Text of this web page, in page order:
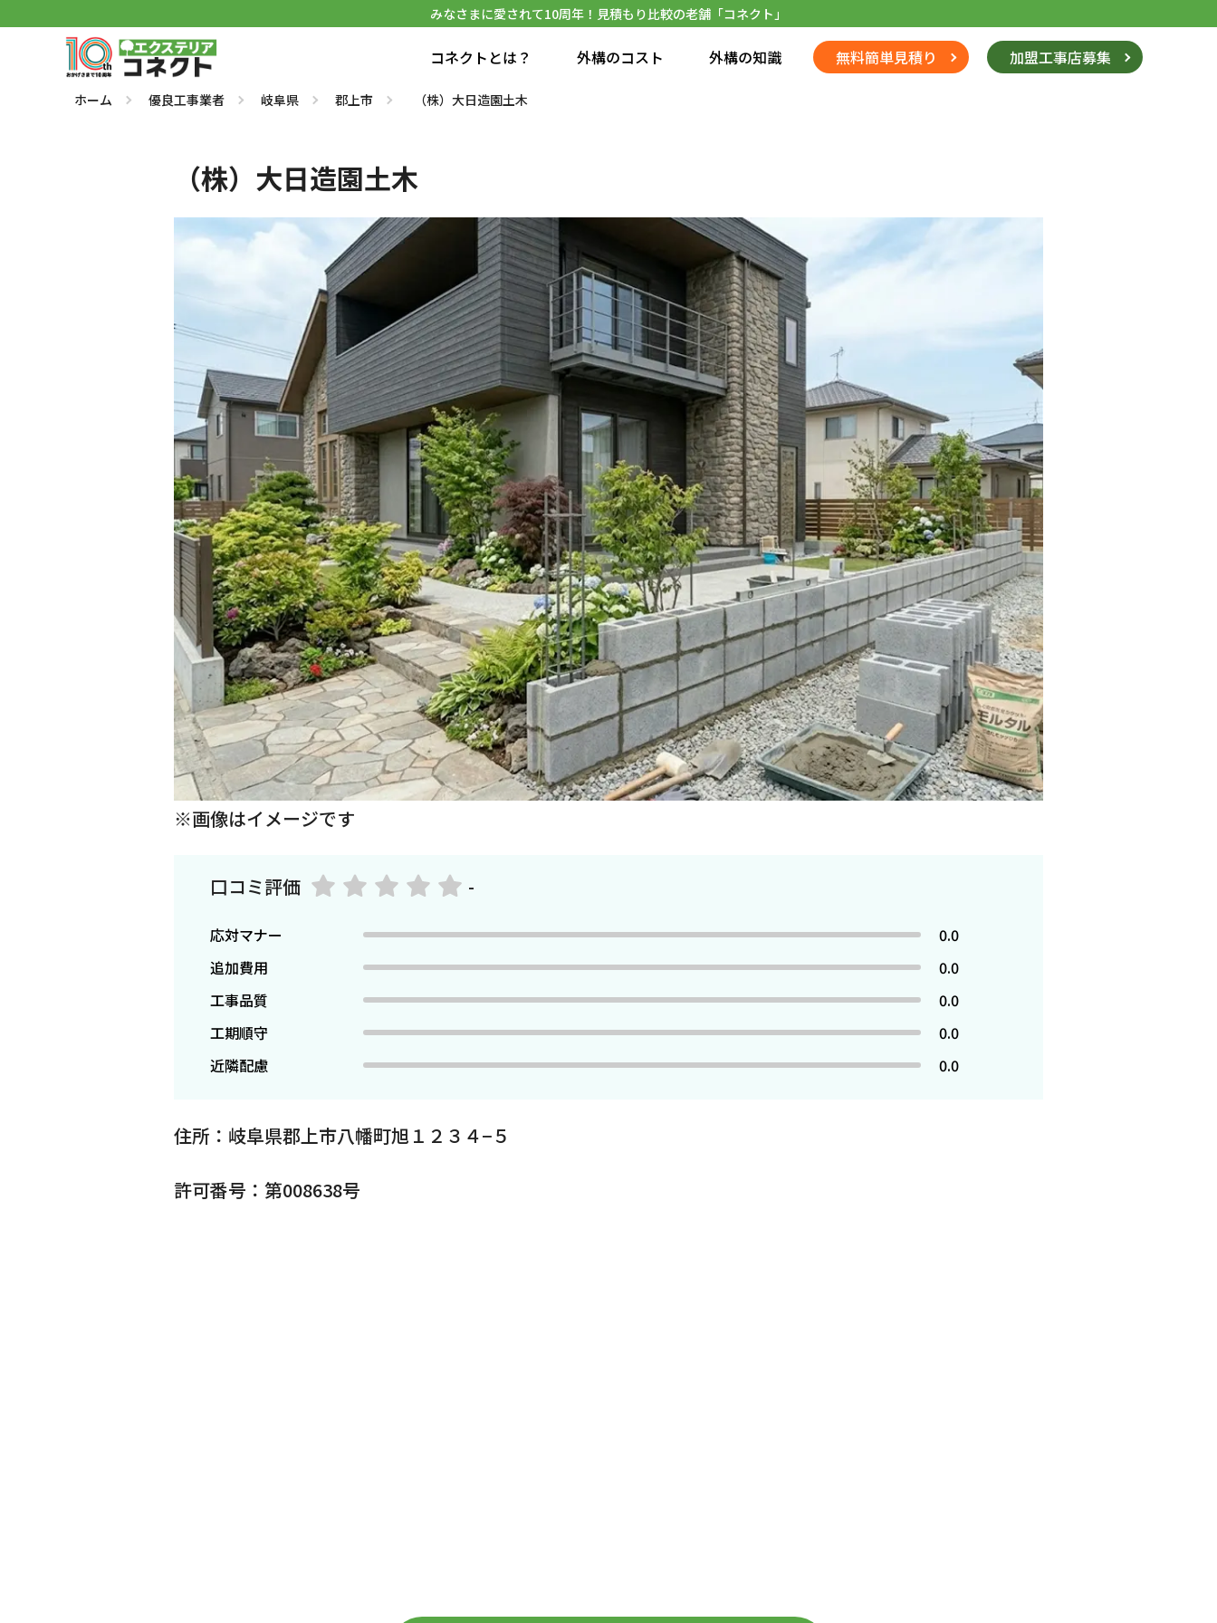
みなさまに愛されて10周年！見積もり比較の老舗「コネクト」
コネクトとは？ 外構のコスト 外構の知識 無料簡単見積り 加盟工事店募集
ホーム 優良工事業者 岐阜県 郡上市 （株）大日造園土木
（株）大日造園土木
※画像はイメージです
口コミ評価 -
応対マナー
0.0
追加費用
0.0
工事品質
0.0
工期順守
0.0
近隣配慮
0.0
住所：岐阜県郡上市八幡町旭１２３４−５
許可番号：第008638号